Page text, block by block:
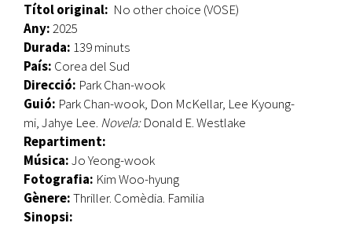
Títol original: No other choice (VOSE)
Any:2025
Durada: 139 minuts
País: Corea del Sud
Direcció: Park Chan-wook
Guió: Park Chan-wook, Don McKellar, Lee Kyoung-
mi, Jahye Lee. Novela:Donald E. Westlake
Repartiment:
Música:Jo Yeong-wook
Fotografia: Kim Woo-hyung
Gènere:Thriller. Comèdia. Familia
Sinopsi: